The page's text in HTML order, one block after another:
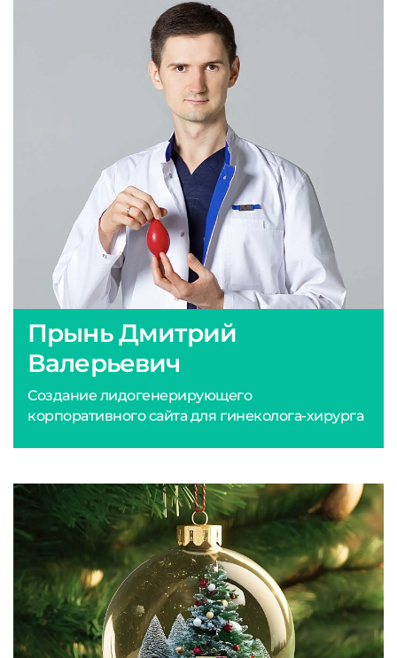
Прынь Дмитрий
Валерьевич
Создание лидогенерирующего
корпоративного сайта для гинеколога-хирурга